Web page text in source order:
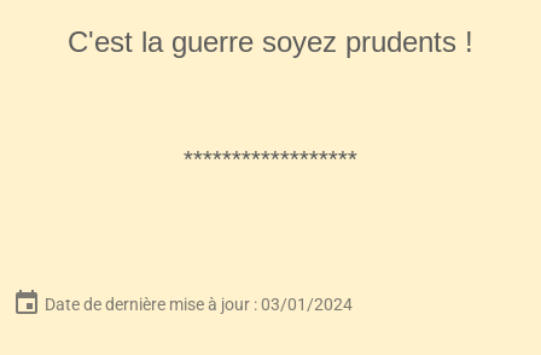
C'est la guerre soyez prudents !
******************
Date de dernière mise à jour : 03/01/2024